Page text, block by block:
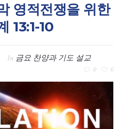
영적전쟁을 위한
13:1-10
In 금요 찬양과 기도 설교
0 0